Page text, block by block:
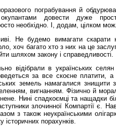
пограбування й
окупантами довести дуже
необхідно. І, додам, цілком
Не будемо вимагати скарати
хоч багато хто з них на це
шляхом закону і справедливості.
відібрали в українських
за все скоєне платити,
земель намагалися
вигнанням. Фізично й
Нині спадкоємці та нащадки
злочинної Компартії є.
з також неукраїнськими
історичних порахунків.